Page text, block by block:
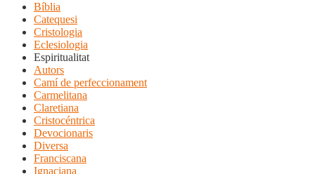
Bíblia
Catequesi
Cristologia
Eclesiologia
Espiritualitat
Autors
Camí de perfeccionament
Carmelitana
Claretiana
Cristocéntrica
Devocionaris
Diversa
Franciscana
Ignaciana